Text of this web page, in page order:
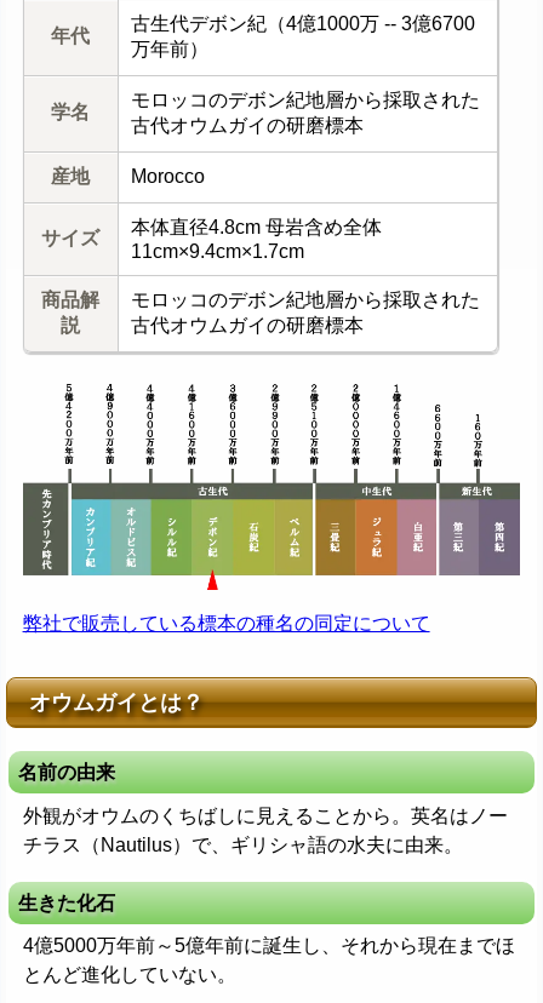
年代
古生代デボン紀（4億1000万 -- 3億6700
万年前）
学名
モロッコのデボン紀地層から採取された
古代オウムガイの研磨標本
産地 Morocco
サイズ
本体直径4.8cm 母岩含め全体
11cm×9.4cm×1.7cm
商品解
説
モロッコのデボン紀地層から採取された
古代オウムガイの研磨標本
弊社で販売している標本の種名の同定について
オウムガイとは？
名前の由来
外観がオウムのくちばしに見えることから。英名はノー
チラス（Nautilus）で、ギリシャ語の水夫に由来。
生きた化石
4億5000万年前～5億年前に誕生し、それから現在までほ
とんど進化していない。